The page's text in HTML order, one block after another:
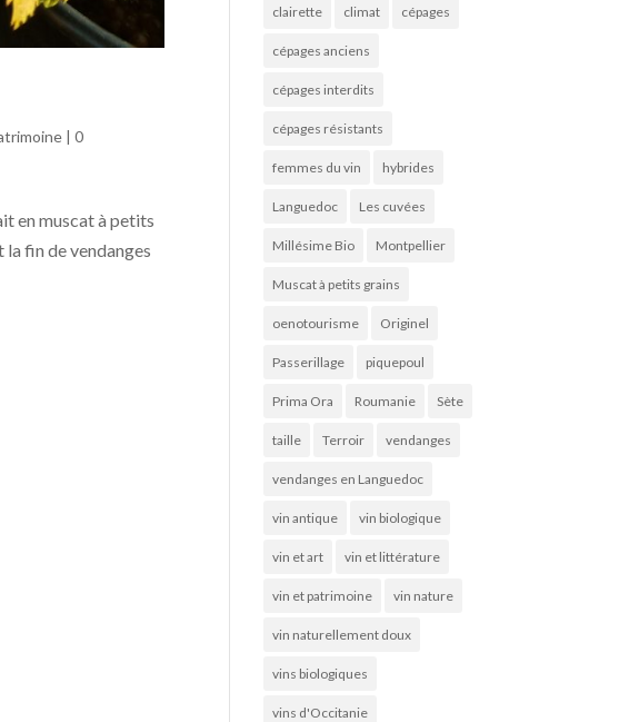
|0
en muscat à petits
la fin de vendanges
clairette climat cépages
cépages anciens
cépages interdits
cépages résistants
femmes du vin hybrides
Languedoc Les cuvées
Millésime Bio Montpellier
Muscat à petits grains
oenotourisme Originel
Passerillage piquepoul
Prima Ora Roumanie Sète
taille Terroir vendanges
vendanges en Languedoc
vin antique vin biologique
vin et art vin et littérature
vin et patrimoine vin nature
vin naturellement doux
vins biologiques
vins d'Occitanie